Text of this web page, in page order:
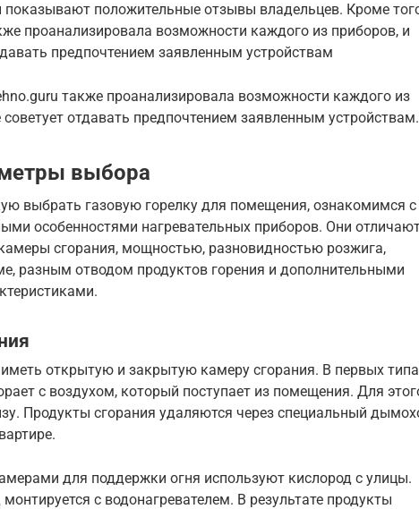
показывают положительные отзывы владельцев. Кроме
проанализировала возможности каждого из приборов, и
предпочтением заявленным устройствам
также проанализировала возможности каждого из
отдавать предпочтением заявленным устройствам.
выбора
выбрать газовую горелку для помещения, ознакомимся с
особенностями нагревательных приборов. Они
сгорания, мощностью, разновидностью розжига,
разным отводом продуктов горения и дополнительными
открытую и закрытую камеру сгорания. В первых
с воздухом, который поступает из помещения. Для
Продукты сгорания удаляются через специальный
для поддержки огня используют кислород с улицы.
с водонагревателем. В результате продукты